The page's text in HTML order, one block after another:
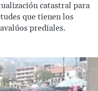
catastral para
que tienen los
prediales.